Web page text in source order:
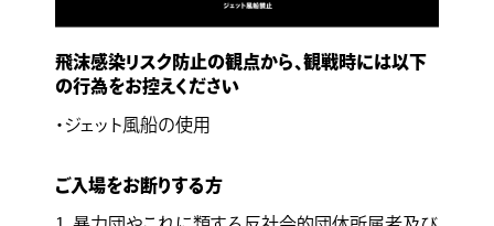
飛沫感染リスク防止の観点から、観戦時には以下
の行為をお控えください
・ジェット風船の使用
ご入場をお断りする方